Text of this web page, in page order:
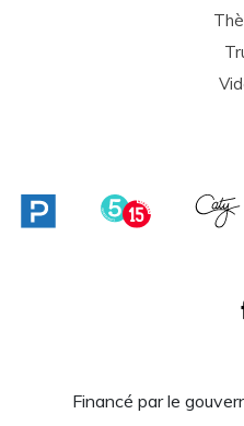
Financé par le